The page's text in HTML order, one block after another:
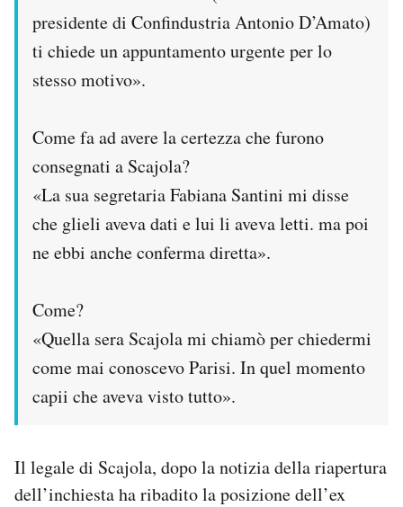
presidente di Confindustria Antonio D’Amato)
ti chiede un appuntamento urgente per lo
stesso motivo».
Come fa ad avere la certezza che furono
consegnati a Scajola?
«La sua segretaria Fabiana Santini mi disse
che glieli aveva dati e lui li aveva letti. ma poi
ne ebbi anche conferma diretta».
Come?
«Quella sera Scajola mi chiamò per chiedermi
come mai conoscevo Parisi. In quel momento
capii che aveva visto tutto».
Il legale di Scajola, dopo la notizia della riapertura
dell’inchiesta ha ribadito la posizione dell’ex